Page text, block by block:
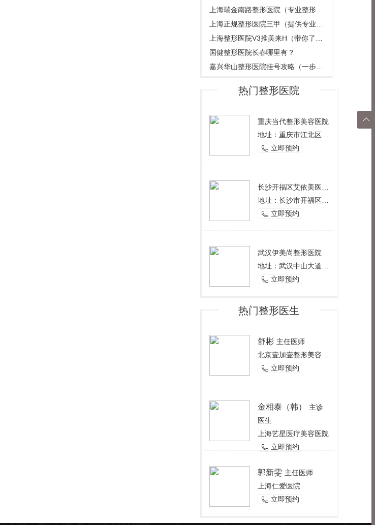
国健整形医院长春哪里有？
热门整形医院
重庆当代整形美容医院
 立即预约
 立即预约
武汉伊美尚整形医院
 立即预约
热门整形医生
舒彬 主任医师
 立即预约
金相泰（韩）
主诊
医生
上海艺星医疗美容医院
 立即预约
郭新雯 主任医师
上海仁爱医院
 立即预约
